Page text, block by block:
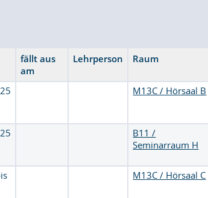
fällt aus
am
Lehrperson Raum
M13C / Hörsaal B
B11 /
Seminarraum H
M13C / Hörsaal C